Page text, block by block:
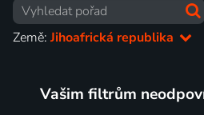
Země: Jihoafrická republika
Vašim filtrům